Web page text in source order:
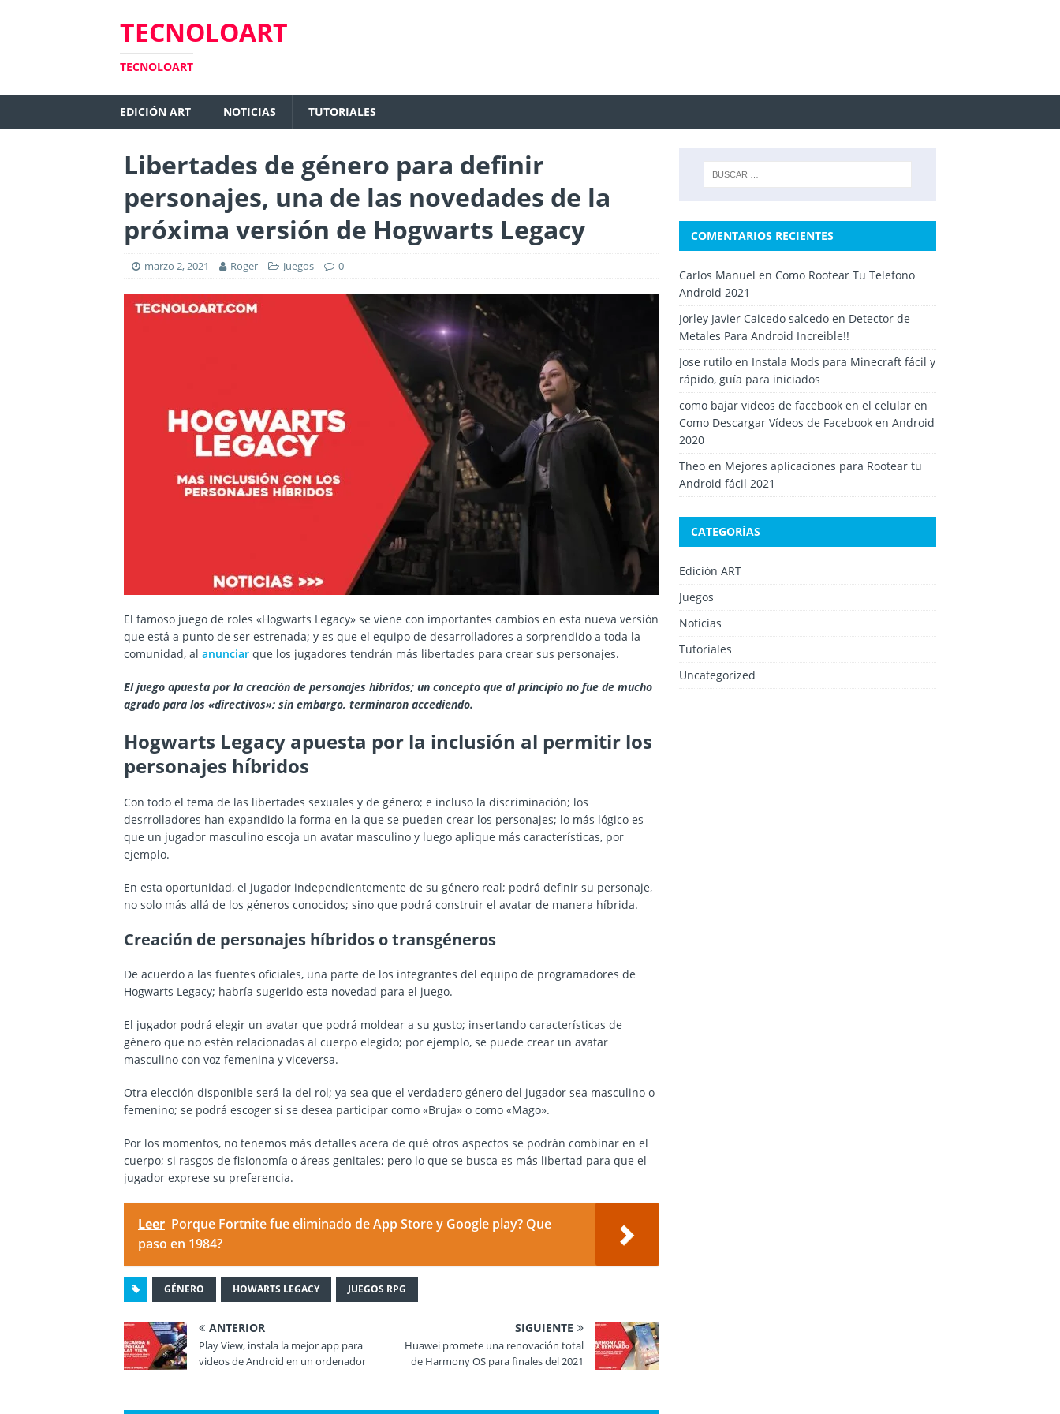
TECNOLOART
TECNOLOART
EDICIÓN ART NOTICIAS TUTORIALES
Libertades de género para definir
personajes, una de las novedades de la
próxima versión de Hogwarts Legacy
marzo 2, 2021 Roger Juegos 0
El famoso juego de roles «Hogwarts Legacy» se viene con importantes cambios en esta nueva versión
que está a punto de ser estrenada; y es que el equipo de desarrolladores a sorprendido a toda la
comunidad, al anunciar que los jugadores tendrán más libertades para crear sus personajes.
El juego apuesta por la creación de personajes híbridos; un concepto que al principio no fue de mucho
agrado para los «directivos»; sin embargo, terminaron accediendo.
Hogwarts Legacy apuesta por la inclusión al permitir los
personajes híbridos
Con todo el tema de las libertades sexuales y de género; e incluso la discriminación; los
desrrolladores han expandido la forma en la que se pueden crear los personajes; lo más lógico es
que un jugador masculino escoja un avatar masculino y luego aplique más características, por
ejemplo.
En esta oportunidad, el jugador independientemente de su género real; podrá definir su personaje,
no solo más allá de los géneros conocidos; sino que podrá construir el avatar de manera híbrida.
Creación de personajes híbridos o transgéneros
De acuerdo a las fuentes oficiales, una parte de los integrantes del equipo de programadores de
Hogwarts Legacy; habría sugerido esta novedad para el juego.
El jugador podrá elegir un avatar que podrá moldear a su gusto; insertando características de
género que no estén relacionadas al cuerpo elegido; por ejemplo, se puede crear un avatar
masculino con voz femenina y viceversa.
Otra elección disponible será la del rol; ya sea que el verdadero género del jugador sea masculino o
femenino; se podrá escoger si se desea participar como «Bruja» o como «Mago».
Por los momentos, no tenemos más detalles acera de qué otros aspectos se podrán combinar en el
cuerpo; si rasgos de fisionomía o áreas genitales; pero lo que se busca es más libertad para que el
jugador exprese su preferencia.
Leer Porque Fortnite fue eliminado de App Store y Google play? Que
paso en 1984?
GÉNERO HOWARTS LEGACY JUEGOS RPG
ANTERIOR
Play View, instala la mejor app para
videos de Android en un ordenador
SIGUIENTE
Huawei promete una renovación total
de Harmony OS para finales del 2021
COMENTARIOS RECIENTES
Carlos Manuel en Como Rootear Tu Telefono
Android 2021
Jorley Javier Caicedo salcedoen Detector de
Metales Para Android Increible!!
Jose rutiloen Instala Mods para Minecraft fácil y
rápido, guía para iniciados
como bajar videos de facebook en el celularen
Como Descargar Vídeos de Facebook en Android
2020
Theoen Mejores aplicaciones para Rootear tu
Android fácil 2021
CATEGORÍAS
Edición ART
Juegos
Noticias
Tutoriales
Uncategorized